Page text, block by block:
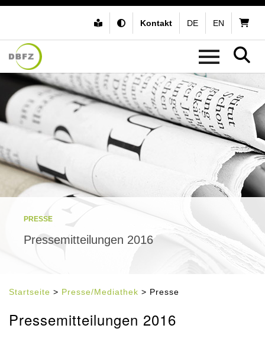
Kontakt DE EN
PRESSE
Pressemitteilungen 2016
Startseite > Presse/Mediathek > Presse
Pressemitteilungen 2016